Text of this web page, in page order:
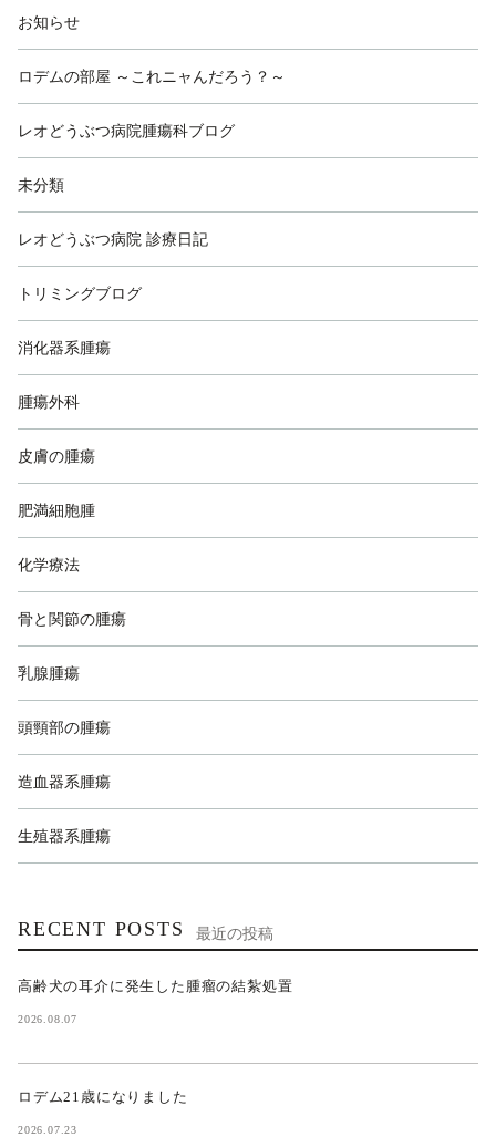
お知らせ
ロデムの部屋 ～これニャんだろう？～
レオどうぶつ病院腫瘍科ブログ
未分類
レオどうぶつ病院 診療日記
トリミングブログ
消化器系腫瘍
腫瘍外科
皮膚の腫瘍
肥満細胞腫
化学療法
骨と関節の腫瘍
乳腺腫瘍
頭頸部の腫瘍
造血器系腫瘍
生殖器系腫瘍
RECENT POSTS 最近の投稿
高齢犬の耳介に発生した腫瘤の結紮処置
2026.08.07
ロデム21歳になりました
2026.07.23